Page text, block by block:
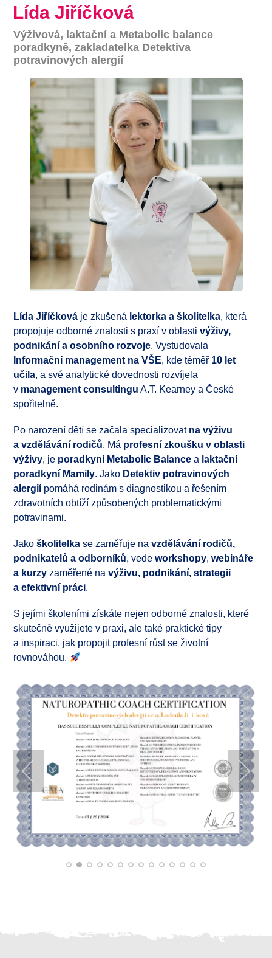
Lída Jiříčková
Výživová, laktační a Metabolic balance
poradkyně, zakladatelka Detektiva
potravinových alergií
Lída Jiříčková je zkušená lektorka a školitelka, která
propojuje odborné znalosti s praxí v oblastivýživy,
podnikání a osobního rozvoje. Vystudovala
Informační management na VŠE, kde téměř 10 let
učila, a své analytické dovednosti rozvíjela
v management consultingu A.T. Kearney a České
spořitelně.
Po narození dětí se začala specializovat na výživu
a vzdělávání rodičů. Má profesní zkoušku v oblasti
výživy, je poradkyní Metabolic Balance a laktační
poradkyní Mamily. Jako Detektiv potravinových
alergií pomáhá rodinám s diagnostikou a řešením
zdravotních obtíží způsobených problematickými
potravinami.
Jakoškolitelka se zaměřuje navzdělávání rodičů,
podnikatelů a odborníků, vedeworkshopy,webináře
a kurzy zaměřené navýživu, podnikání, strategii
a efektivní práci.
S jejími školeními získáte nejen odborné znalosti, které
skutečně využijete v praxi, ale také praktické tipy
a inspiraci, jak propojit profesní růst se životní
rovnováhou.